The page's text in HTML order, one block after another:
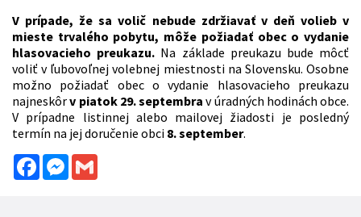
V prípade, že sa volič nebude zdržiavať v deň volieb v
mieste trvalého pobytu, môže požiadať obec o vydanie
hlasovacieho preukazu. Na základe preukazu bude môcť
voliť v ľubovoľnej volebnej miestnosti na Slovensku. Osobne
možno požiadať obec o vydanie hlasovacieho preukazu
najneskôrv piatok 29. septembra v úradných hodinách obce.
V prípadne listinnej alebo mailovej žiadosti je posledný
termín na jej doručenie obci 8. september.
FacebookMessenger